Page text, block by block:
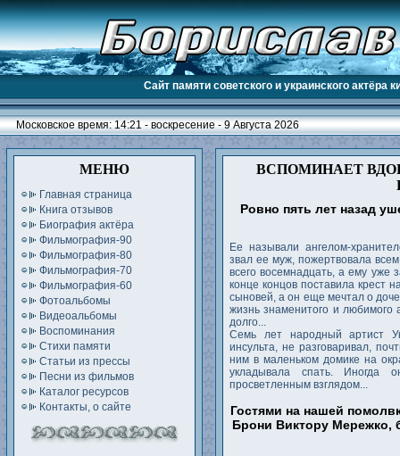
Сайт памяти советского и украинского
Московское время: 14:21 - воскресение - 9 Августа 2026
МЕНЮ
Главная страница
Книга отзывов
Биография актёра
Фильмография-90
Фильмография-80
Фильмография-70
Фильмография-60
Фотоальбомы
Видеоальбомы
Воспоминания
Стихи памяти
Статьи из прессы
Песни из фильмов
Каталог ресурсов
Контакты, о сайте
ВСПОМИНАЕТ
Ровно пять лет назад
Ее называли ангелом-
звал ее муж, пожертвовала
всего восемнадцать, а ему уже
конце концов поставила крест
сыновей, а он еще мечтал о
жизнь знаменитого и любимого
долго...
Семь лет народный артист
инсульта, не разговаривал,
ним в маленьком домике на
укладывала спать. Иногда
просветленным взглядом...
Гостями на нашей
Брони Виктору Мережко,